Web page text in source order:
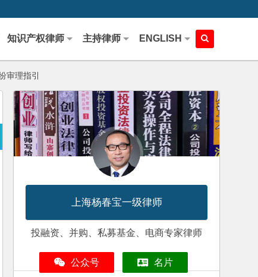
知识产权律师 主持律师 ENGLISH
审理指引
上海杨春宝一级律师
投融资、并购、私募基金、电商专家律师
公众号 名片